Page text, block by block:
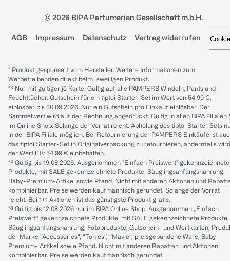
© 2026 BIPA Parfumerien Gesellschaft m.b.H.
AGB Impressum Datenschutz Vertrag widerrufen
* Produkt gesponsert vom Hersteller. Weitere Informationen zum
Werbetreibenden direkt beim jeweiligen Produkt.
*³ Nur mit gültiger jö Karte. Gültig auf alle PAMPERS Windeln, Pants und
Feuchttücher. Gutschein für ein tiptoi Starter-Set im Wert von 54.99 €,
einlösbar bis 30.09.2026. Nur ein Gutschein pro Einkauf einlösbar. Der
Sammelwert wird auf der Rechnung angedruckt. Gültig in allen BIPA Filialen
im Online Shop. Solange der Vorrat reicht. Abholung des tiptoi Starter Sets
in der BIPA Filiale möglich. Bei Retournierung der PAMPERS Einkäufe ist
das tiptoi Starter-Set in Originalverpackung zu retournieren, andernfalls wird
der Wert iHv 54.99 € einbehalten.
*⁴ Gültig bis 19.08.2026. Ausgenommen "Einfach Preiswert" gekennzeichnete
Produkte, mit SALE gekennzeichnete Produkte, Säuglingsanfangsnahrung,
Baby-Premium-Artikel sowie Pfand. Nicht mit anderen Aktionen und
kombinierbar. Preise werden kaufmännisch gerundet. Solange der Vorrat
reicht. Bei 1+1 Aktionen ist das günstigste Produkt gratis.
*⁸ Gültig bis 12.08.2026 nur im BIPA Online Shop. Ausgenommen „Einfach
Preiswert“ gekennzeichnete Produkte, mit SALE gekennzeichnete Produkte,
Säuglingsanfangsnahrung, Fotoprodukte, Gutschein- und Wertkarten,
der Marke “Accessories“, “Tonies“, “Mavie“, preisgebundene Ware, Baby
Premium- Artikel sowie Pfand. Nicht mit anderen Rabatten und Aktionen
kombinierbar. Preise werden kaufmännisch gerundet.